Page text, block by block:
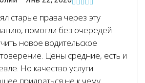
старые права через эту
помогли без очередей
новое водительское
Цены средние, есть и
Но качество услуги